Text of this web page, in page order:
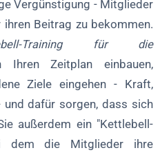
Vergünstigung - Mitglieder
ihren Beitrag zu bekommen.
Training für die
Ihren Zeitplan einbauen,
Ziele eingehen - Kraft,
dafür sorgen, dass sich
außerdem ein "Kettlebell-
dem die Mitglieder ihre